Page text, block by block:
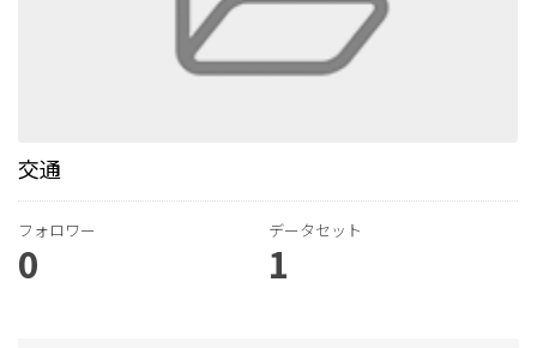
交通
フォロワー
0
データセット
1